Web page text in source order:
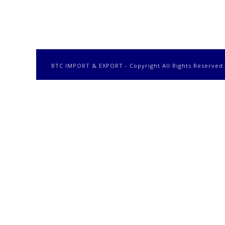
BTC IMPORT & EXPORT - Copyright All Rights Reserved